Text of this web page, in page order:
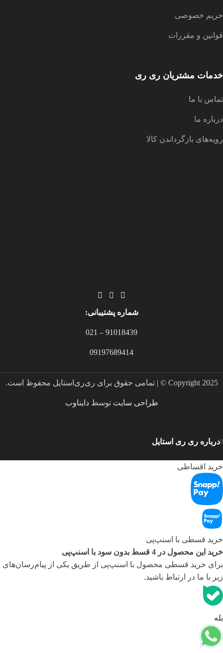
حریم خصوصی
قوانین و مقررات
خدمات مشتریان ری ری
تماس با ما
درباره ما
رویه‌های بازگرداندن کالا
شماره پشتیبانی:
91018439 – 021
09197689414
Copyright 2025 © | تمامی حقوق برای ری‌ری‌استایل محفوظ است.
طراحی سایت توسطدایناوب
درباره ری ری استایل
خرید اقساطی
خرید قسطی با اسنپ‌‌پی
خرید این محصول در 4 قسط بدون سود با اسنپ‌‌پی
برای خرید قسطی محصول با اسنپ‌‌پی از طریق یکی از پیام‌رسان‌های
زیر با ما در ارتباط باشید.
بله